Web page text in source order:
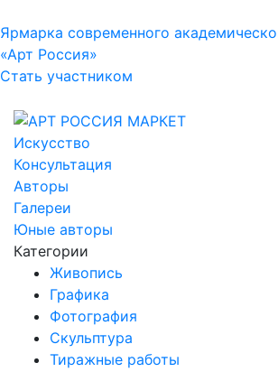
Ярмарка современного
«Арт Россия»
Стать участником
Искусство
Консультация
Авторы
Галереи
Юные авторы
Категории
Живопись
Графика
Фотография
Скульптура
Тиражные работы